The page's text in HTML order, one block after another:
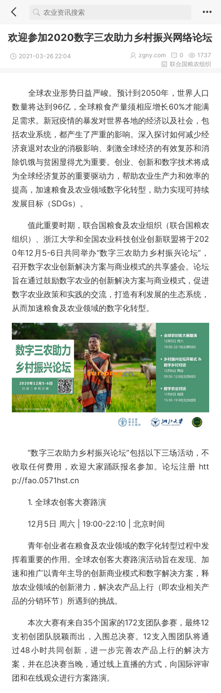
欢迎参加2020数字三农助力乡村振兴网络论坛
2021-03-26 22:04 1737
0
zgny.com
联合国粮农组织
全球农业形势日益严峻。预计到2050年，世界人口
数量将达到96亿，全球粮食产量须相应增长60%才能满
足需求。新冠疫情的暴发对世界各地的经济以及社会，包
括农业系统，都产生了严重的影响。深入探讨如何减少经
济衰退对农业的消极影响、刺激全球经济的有效复苏和消
除饥饿与贫困显得尤为重要。创业、创新和数字技术将成
为全球经济复苏的重要驱动力，帮助农业生产力和效率的
提高，加速粮食及农业领域数字化转型，助力实现可持续
发展目标（SDGs）。
值此重要时期，联合国粮食及农业组织（联合国粮农
组织）、浙江大学和全国农业科技创业创新联盟将于202
0年12月5-6日共同举办“数字三农助力乡村振兴论坛”，
召开数字农业创新解决方案与商业模式的共享盛会。论坛
旨在通过鼓励数字农业的创新解决方案与商业模式，促进
数字农业政策和实践的交流，打造有利发展的生态系统，
从而加速粮食及农业领域的数字化转型。
“数字三农助力乡村振兴论坛”包括以下三场活动，不
收取任何费用，欢迎大家踊跃报名参加。论坛注册 htt
p://fao.0571hst.cn
1. 全球农创客大赛路演
12月5日 周六 | 19:00-22:10 | 北京时间
青年创业者在粮食及农业领域的数字化转型过程中发
挥着重要的作用。全球农创客大赛路演活动旨在发现、加
速和推广以青年主导的创新商业模式和数字解决方案，释
放农业领域的创新潜力，解决农产品上行（即农业相关产
品的分销环节）所遇到的挑战。
本次大赛有来自35个国家的172支团队参赛，最终12
支初创团队脱颖而出，入围总决赛。12支入围团队将通
过48小时共同创新，进一步完善农产品上行的解决方
案，并在总决赛当晚，通过线上直播的方式，向国际评审
团和在线观众进行方案路演。